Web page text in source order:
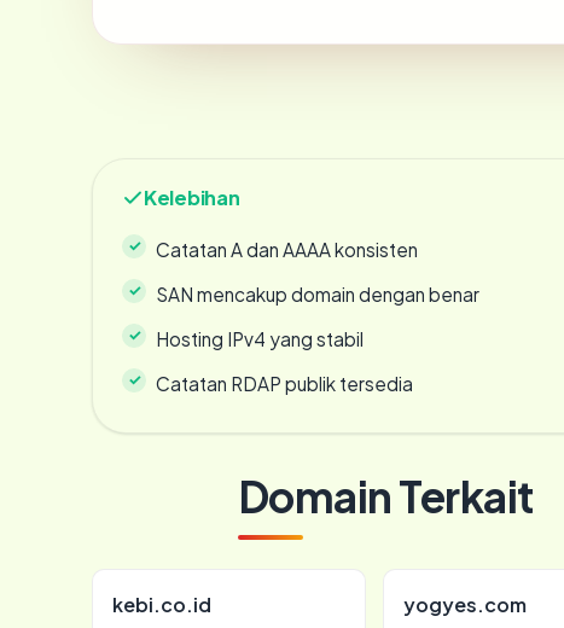
Kelebihan
Catatan A dan AAAA konsisten
SAN mencakup domain dengan benar
Hosting IPv4 yang stabil
Catatan RDAP publik tersedia
Domain Terkait
kebi.co.id yogyes.com